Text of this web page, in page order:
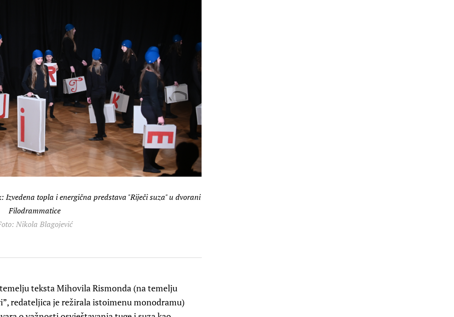
topla i energična predstava "Riječi suza" u dvorani
Filodrammatice
Nikola Blagojević
teksta Mihovila Rismonda (na temelju
redateljica je režirala istoimenu monodramu)